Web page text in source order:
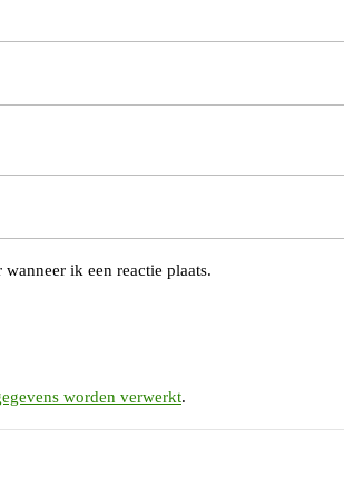
ik een reactie plaats.
worden verwerkt.